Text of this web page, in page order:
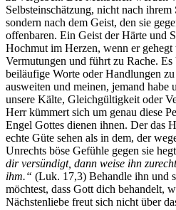
Selbsteinschätzung, nicht nach ihrem
sondern nach dem Geist, den sie
offenbaren. Ein Geist der Härte und
Hochmut im Herzen, wenn er
Vermutungen und führt zu Rache.
beiläufige Worte oder Handlungen
ausweiten und meinen, jemand habe
unsere Kälte, Gleichgültigkeit oder
Herr kümmert sich um genau diese
Engel Gottes dienen ihnen. Der das
echte Güte sehen als in dem, der
Unrechts böse Gefühle gegen sie
dir versündigt, dann weise ihn
ihm.“ (Luk. 17,3) Behandle ihn und
möchtest, dass Gott dich behandelt,
Nächstenliebe freut sich nicht über